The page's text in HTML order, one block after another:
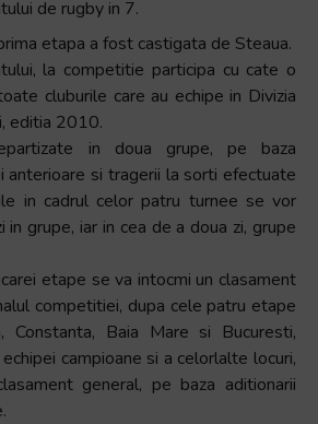
de rugby in 7.
etapa a fost castigata de Steaua.
la competitie participa cu cate o
cluburile care au echipe in Divizia
editia 2010.
in doua grupe, pe baza
anterioare si tragerii la sorti efectuate
in cadrul celor patru turnee se vor
in grupe, iar in cea de a doua zi, grupe
etape se va intocmi un clasament
competitiei, dupa cele patru etape
Constanta, Baia Mare si Bucuresti,
campioane si a celorlalte locuri,
general, pe baza aditionarii